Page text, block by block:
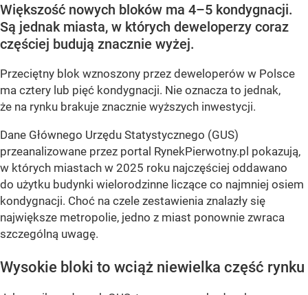
Większość nowych bloków ma 4–5 kondygnacji.
Są jednak miasta, w których deweloperzy coraz
częściej budują znacznie wyżej.
Przeciętny blok wznoszony przez deweloperów w Polsce
ma cztery lub pięć kondygnacji. Nie oznacza to jednak,
że na rynku brakuje znacznie wyższych inwestycji.
Dane Głównego Urzędu Statystycznego (GUS)
przeanalizowane przez portal RynekPierwotny.pl pokazują,
w których miastach w 2025 roku najczęściej oddawano
do użytku budynki wielorodzinne liczące co najmniej osiem
kondygnacji. Choć na czele zestawienia znalazły się
największe metropolie, jedno z miast ponownie zwraca
szczególną uwagę.
Wysokie bloki to wciąż niewielka część rynku